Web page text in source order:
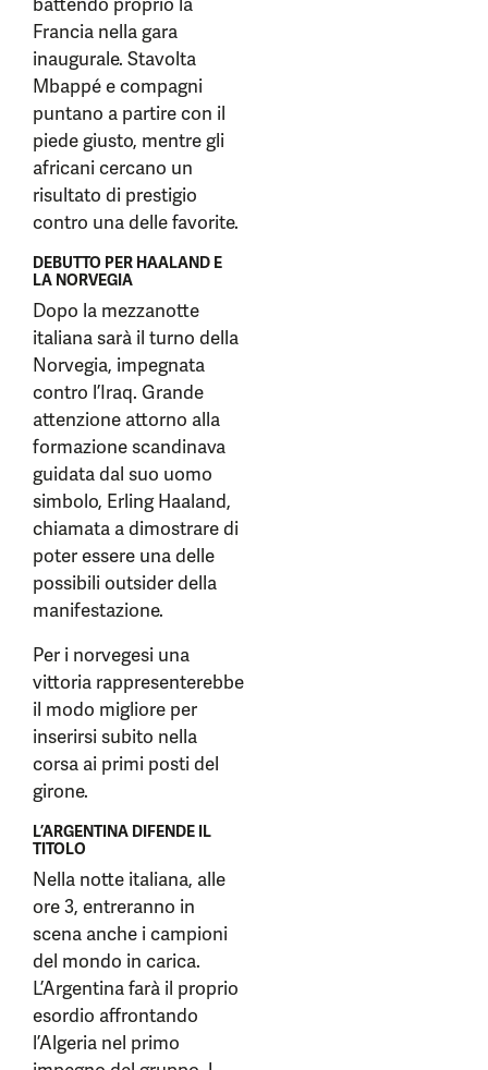
Francia nella gara
inaugurale. Stavolta
Mbappé e compagni
puntano a partire con il
piede giusto, mentre gli
africani cercano un
risultato di prestigio
contro una delle favorite.
DEBUTTO PER HAALAND E
LA NORVEGIA
Dopo la mezzanotte
italiana sarà il turno della
Norvegia, impegnata
contro l’Iraq. Grande
attenzione attorno alla
formazione scandinava
guidata dal suo uomo
simbolo, Erling Haaland,
chiamata a dimostrare di
poter essere una delle
possibili outsider della
manifestazione.
Per i norvegesi una
vittoria rappresenterebbe
il modo migliore per
inserirsi subito nella
corsa ai primi posti del
girone.
L’ARGENTINA DIFENDE IL
TITOLO
Nella notte italiana, alle
ore 3, entreranno in
scena anche i campioni
del mondo in carica.
L’Argentina farà il proprio
esordio affrontando
l’Algeria nel primo